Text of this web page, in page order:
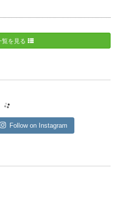
覧を見る
Follow on Instagram